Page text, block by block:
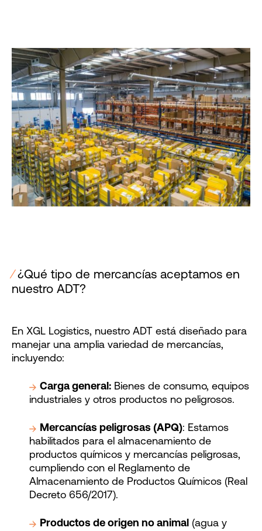
⁄¿Qué tipo de mercancías aceptamos en
nuestro ADT?
En XGL Logistics, nuestro ADT está diseñado para
manejar una amplia variedad de mercancías,
incluyendo:
Carga general: Bienes de consumo, equipos
industriales y otros productos no peligrosos.
Mercancías peligrosas (APQ): Estamos
habilitados para el almacenamiento de
productos químicos y mercancías peligrosas,
cumpliendo con el Reglamento de
Almacenamiento de Productos Químicos (Real
Decreto 656/2017).
Productos de origen no animal (agua y